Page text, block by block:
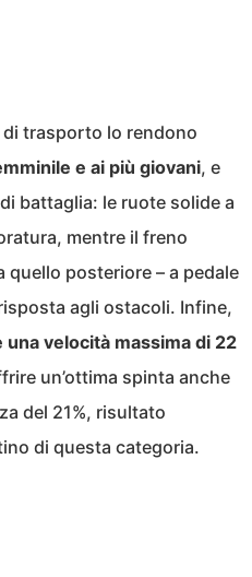
di trasporto lo rendono
e ai più giovani, e
battaglia: le ruote solide a
mentre il freno
posteriore – a pedale
agli ostacoli. Infine,
velocità massima di 22
un’ottima spinta anche
del 21%, risultato
di questa categoria.